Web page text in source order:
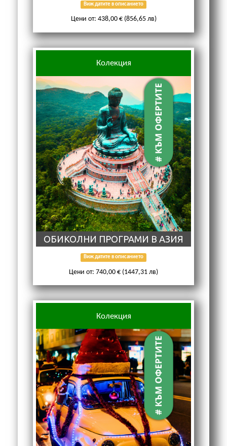
Виж датите в описанието
Цени от: 438,00 € (856,65 лв)
Колекция
ОБИКОЛНИ ПРОГРАМИ В АЗИЯ
Виж датите в описанието
Цени от: 740,00 € (1447,31 лв)
Колекция